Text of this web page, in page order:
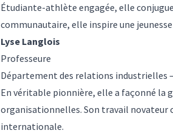
Étudiante-athlète engagée, elle
communautaire, elle inspire une
Lyse Langlois
Professeure
Département des relations industrielles
En véritable pionnière, elle a façonné
organisationnelles. Son travail novateur
internationale.